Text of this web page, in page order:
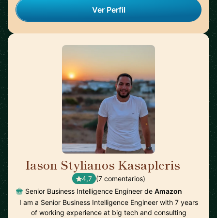
Ver Perfil
Iason Stylianos Kasapleris
4,7 (7 comentarios)
Senior Business Intelligence Engineer de Amazon
I am a Senior Business Intelligence Engineer with 7 years
of working experience at big tech and consulting